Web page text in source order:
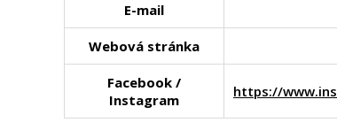
E-mail
Webová stránka
Facebook /
Instagram
https://